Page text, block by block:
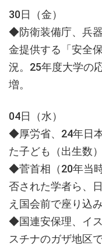
30日（金）
◆防衛装備庁、兵
金提供する「安全
況。25年度大学の
増。
04日（水）
◆厚労省、24年日
た子ども（出生数
◆菅首相（20年当
否された学者ら、
え国会前で座り込み
◆国連安保理、イ
スチナのガザ地区